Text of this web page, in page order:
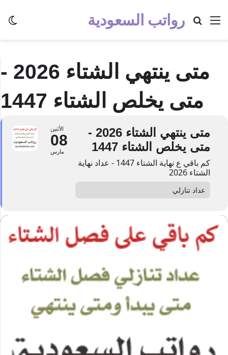
رواتب السعودية القائمة بحث عن
متى ينتهي الشتاء 2026 -
متى يخلص الشتاء 1447
الأثنين
08
مارس
متى ينتهي الشتاء 2026 -
متى يخلص الشتاء 1447
كم باقي ع نهاية الشتاء 1447 - عداد نهاية
الشتاء 2026
عداد تنازلي